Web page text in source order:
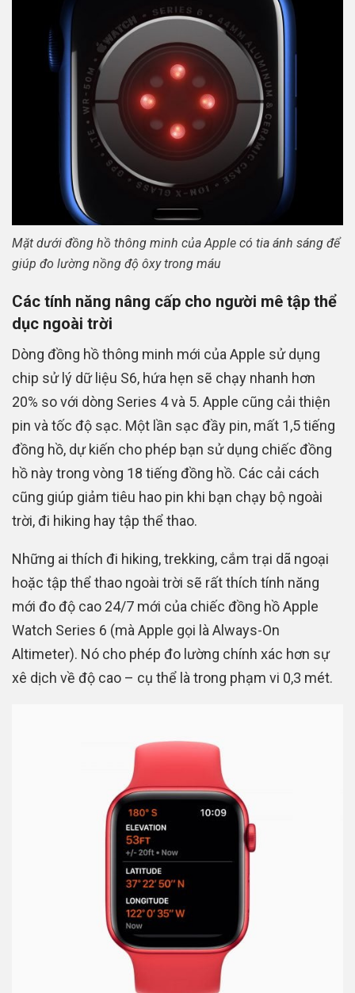
Mặt dưới đồng hồ thông minh của Apple có tia ánh sáng để
giúp đo lường nồng độ ôxy trong máu
Các tính năng nâng cấp cho người mê tập thể
dục ngoài trời
Dòng đồng hồ thông minh mới của Apple sử dụng
chip sử lý dữ liệu S6, hứa hẹn sẽ chạy nhanh hơn
20% so với dòng Series 4 và 5. Apple cũng cải thiện
pin và tốc độ sạc. Một lần sạc đầy pin, mất 1,5 tiếng
đồng hồ, dự kiến cho phép bạn sử dụng chiếc đồng
hồ này trong vòng 18 tiếng đồng hồ. Các cải cách
cũng giúp giảm tiêu hao pin khi bạn chạy bộ ngoài
trời, đi hiking hay tập thể thao.
Những ai thích đi hiking, trekking, cắm trại dã ngoại
hoặc tập thể thao ngoài trời sẽ rất thích tính năng
mới đo độ cao 24/7 mới của chiếc đồng hồ Apple
Watch Series 6 (mà Apple gọi là Always-On
Altimeter). Nó cho phép đo lường chính xác hơn sự
xê dịch về độ cao – cụ thể là trong phạm vi 0,3 mét.